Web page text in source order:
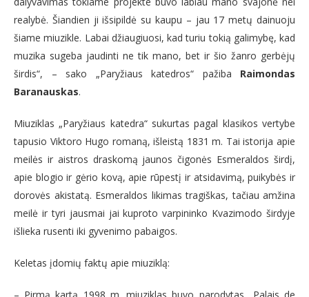
realybė. Šiandien ji išsipildė su kaupu – jau 17 metų dainuoju
šiame miuzikle. Labai džiaugiuosi, kad turiu tokią galimybę, kad
muzika sugeba jaudinti ne tik mano, bet ir šio žanro gerbėjų
širdis“, – sako „Paryžiaus katedros“ pažiba Raimondas
Baranauskas.
Miuziklas „Paryžiaus katedra“ sukurtas pagal klasikos vertybe
tapusio Viktoro Hugo romaną, išleistą 1831 m. Tai istorija apie
meilės ir aistros draskomą jaunos čigonės Esmeraldos širdį,
apie blogio ir gėrio kovą, apie rūpestį ir atsidavimą, puikybės ir
dorovės akistatą. Esmeraldos likimas tragiškas, tačiau amžina
meilė ir tyri jausmai jai kuproto varpininko Kvazimodo širdyje
išlieka rusenti iki gyvenimo pabaigos.
Keletas įdomių faktų apie miuziklą:
– Pirmą kartą 1998 m. miuziklas buvo parodytas „Palais de